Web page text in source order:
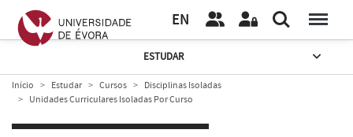
EN
ESTUDAR
Início Estudar Cursos
Disciplinas Isoladas
Unidades Curriculares Isoladas Por Curso